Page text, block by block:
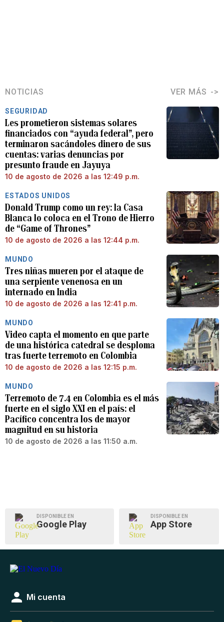
NOTICIAS VER MÁS
SEGURIDAD
Les prometieron sistemas solares
financiados con “ayuda federal”, pero
terminaron sacándoles dinero de sus
cuentas: varias denuncias por
presunto fraude en Jayuya
10 de agosto de 2026 a las 12:49 p.m.
ESTADOS UNIDOS
Donald Trump como un rey: la Casa
Blanca lo coloca en el Trono de Hierro
de “Game of Thrones”
10 de agosto de 2026 a las 12:44 p.m.
MUNDO
Tres niñas mueren por el ataque de
una serpiente venenosa en un
internado en India
10 de agosto de 2026 a las 12:41 p.m.
MUNDO
Video capta el momento en que parte
de una histórica catedral se desploma
tras fuerte terremoto en Colombia
10 de agosto de 2026 a las 12:15 p.m.
MUNDO
Terremoto de 7.4 en Colombia es el más
fuerte en el siglo XXI en el país: el
Pacífico concentra los de mayor
magnitud en su historia
10 de agosto de 2026 a las 11:50 a.m.
DISPONIBLE EN
Google Play
DISPONIBLE EN
App Store
Mi cuenta